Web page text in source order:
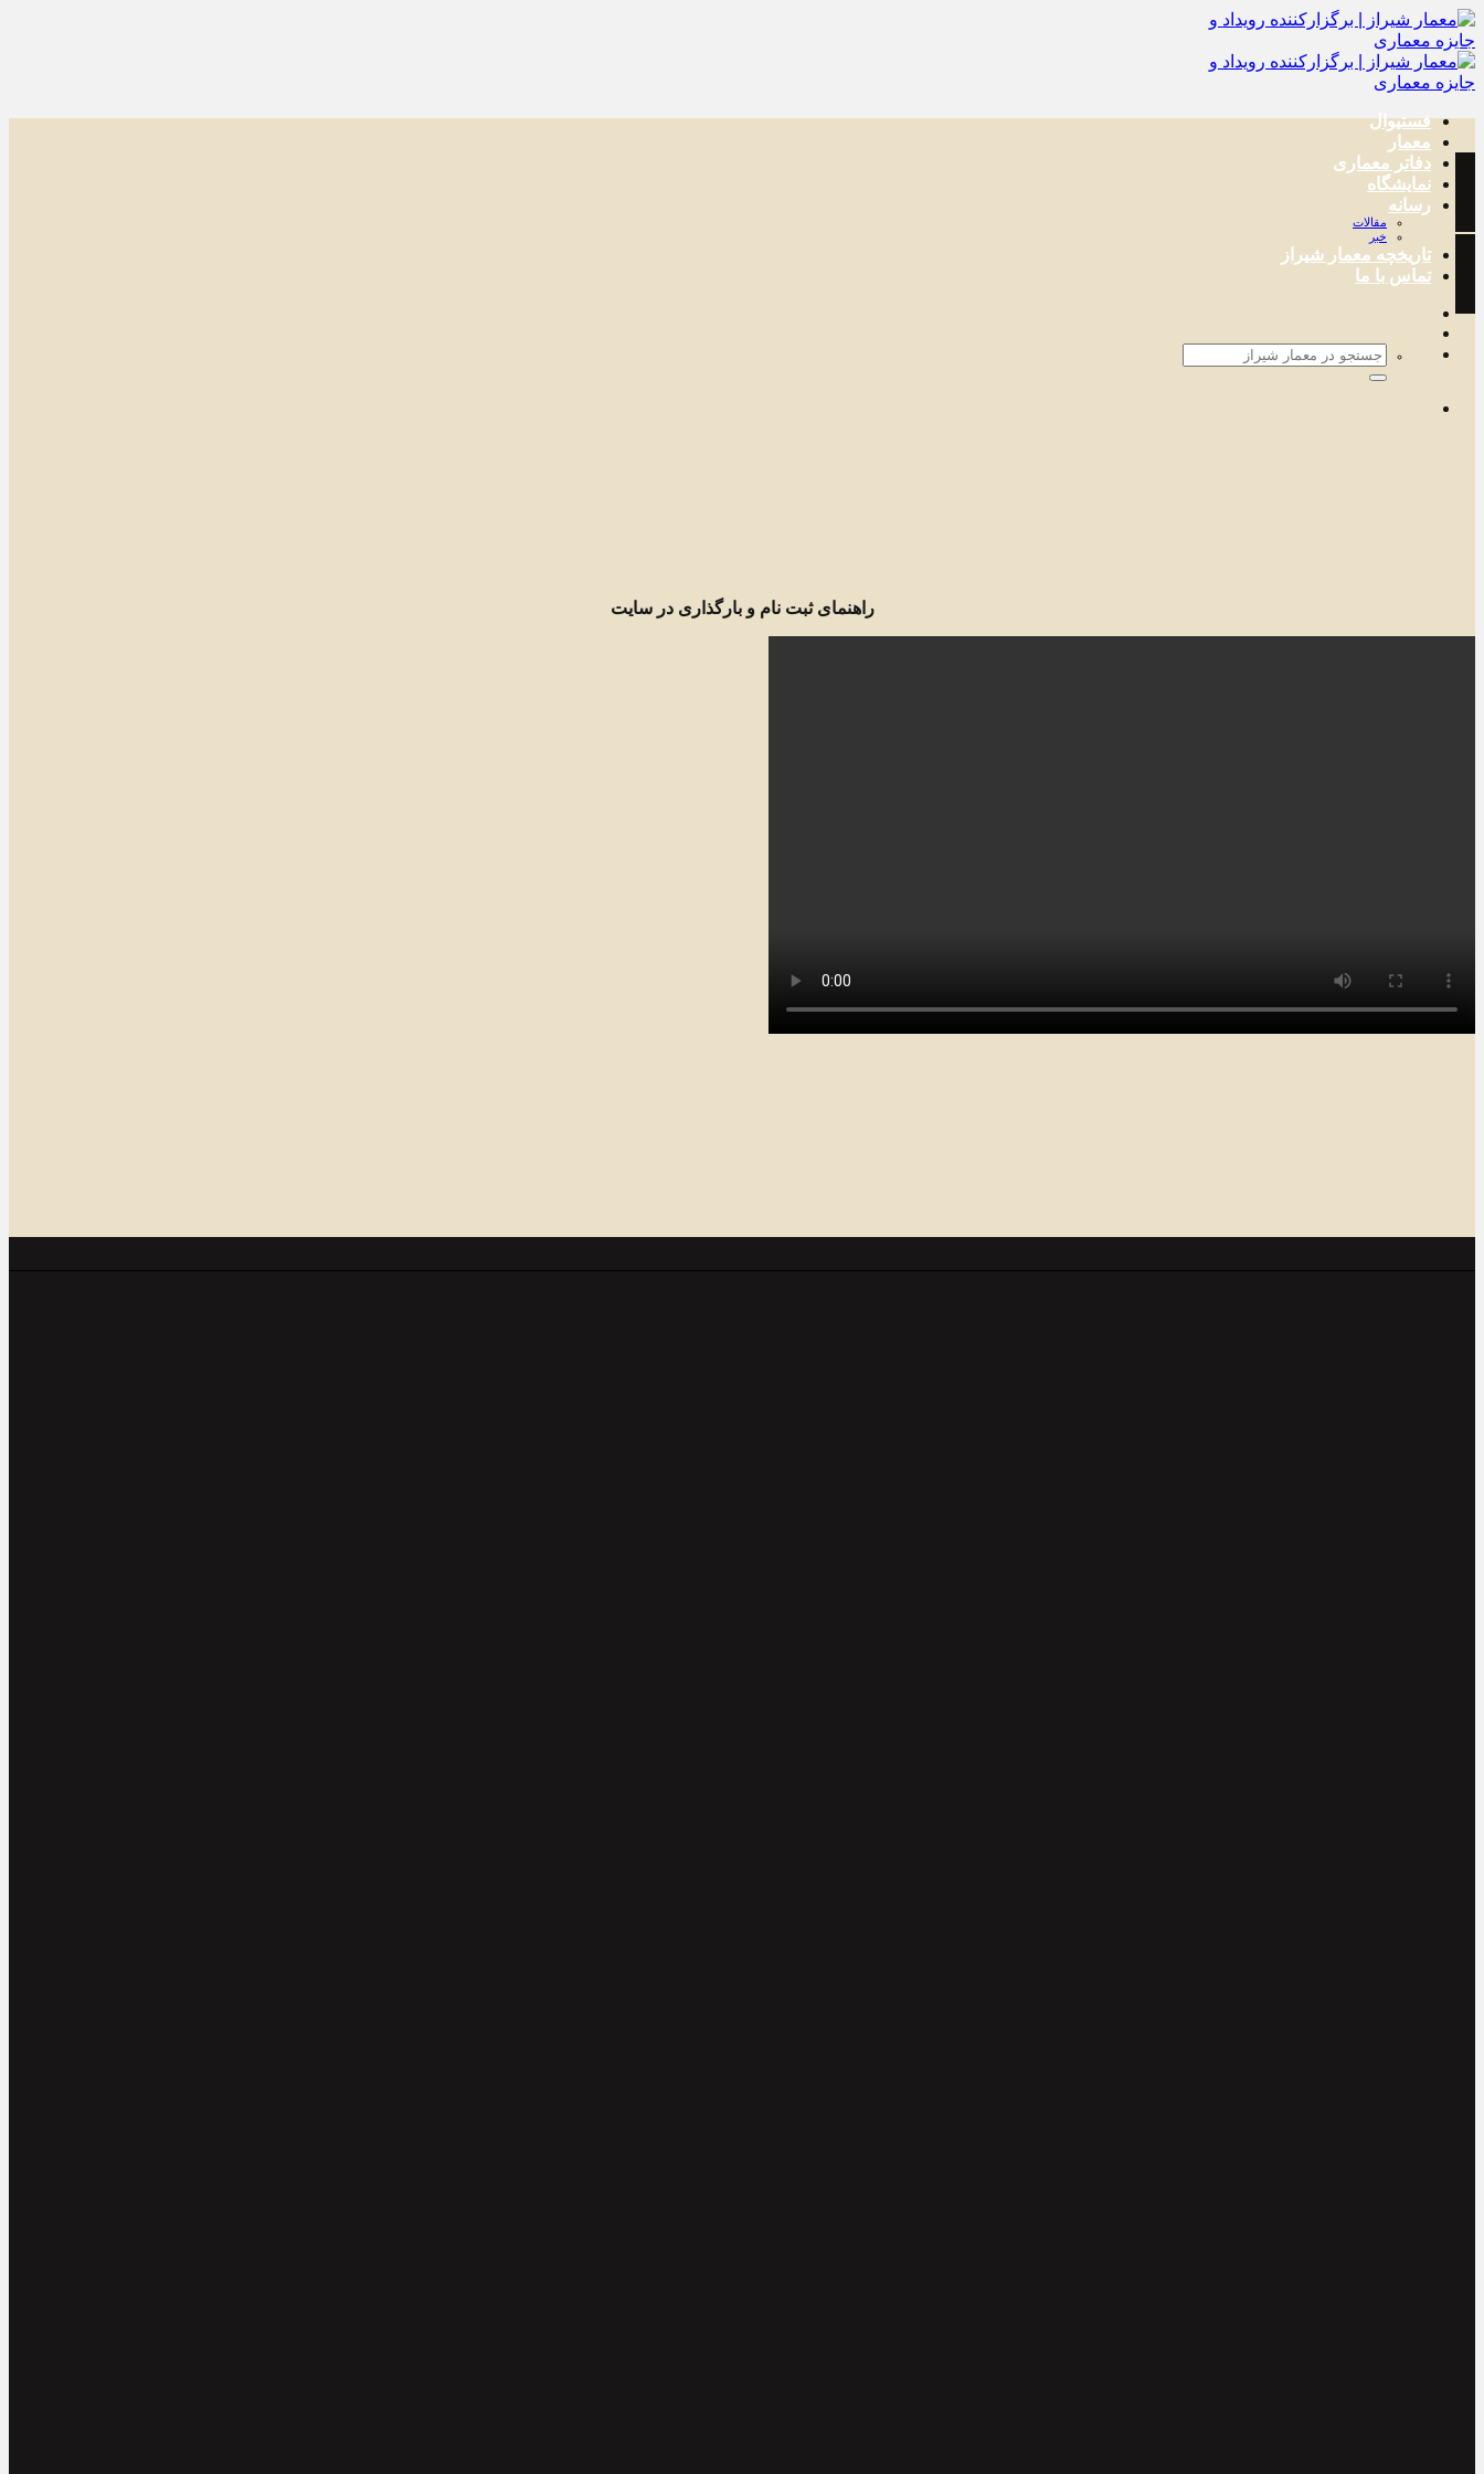
پرش
به
محتوا
فستیوال
معمار
دفاتر معماری
نمایشگاه
رسانه
مقالات
خبر
تاریخچه معمار‌‌ شیراز
تماس با ما
جستجو
برای:
راهنمای ثبت نام و بارگذاری در سایت